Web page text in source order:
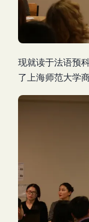
现就读于法语预
了上海师范大学